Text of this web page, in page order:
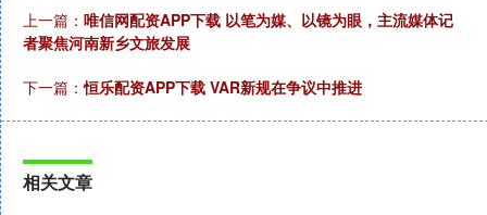
上一篇： 唯信网配资APP下载 以笔为媒、以镜为眼，主流媒体记
者聚焦河南新乡文旅发展
下一篇：恒乐配资APP下载 VAR新规在争议中推进
相关文章